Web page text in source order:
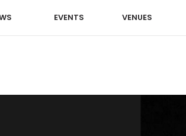
EVENTS VENUES